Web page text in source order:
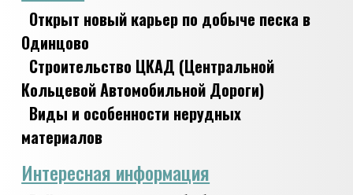
Открыт новый карьер по добыче песка в
Одинцово
Строительство ЦКАД (Центральной
Кольцевой Автомобильной Дороги)
Виды и особенности нерудных
материалов
Интересная информация